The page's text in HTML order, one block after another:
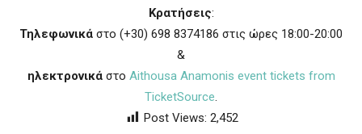
Κρατήσεις:
Τηλεφωνικά στο (+30) 698 8374186 στις ώρες 18:00-20:00
&
ηλεκτρονικάστο Aithousa Anamonis event tickets from
TicketSource
Post Views: 2,452